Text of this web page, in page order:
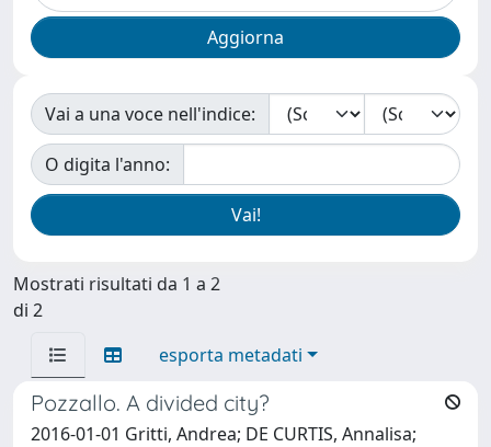
Vai a una voce nell'indice:
O digita l'anno:
Mostrati risultati da 1 a 2
di 2
esporta metadati
Pozzallo. A divided city?
2016-01-01 Gritti, Andrea; DE CURTIS, Annalisa;